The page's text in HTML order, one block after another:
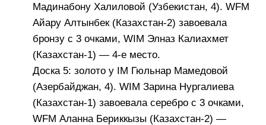
Мадинабону Халиловой (Узбекистан, 4). WFM
Айару Алтынбек (Казахстан-2) завоевала
бронзу с 3 очками, WIM Элназ Калиахмет
(Казахстан-1) — 4-е место.
Доска 5: золото у IM Гюльнар Мамедовой
(Азербайджан, 4). WIM Зарина Нургалиева
(Казахстан-1) завоевала серебро с 3 очками,
WFM Аланна Бериккызы (Казахстан-2) —